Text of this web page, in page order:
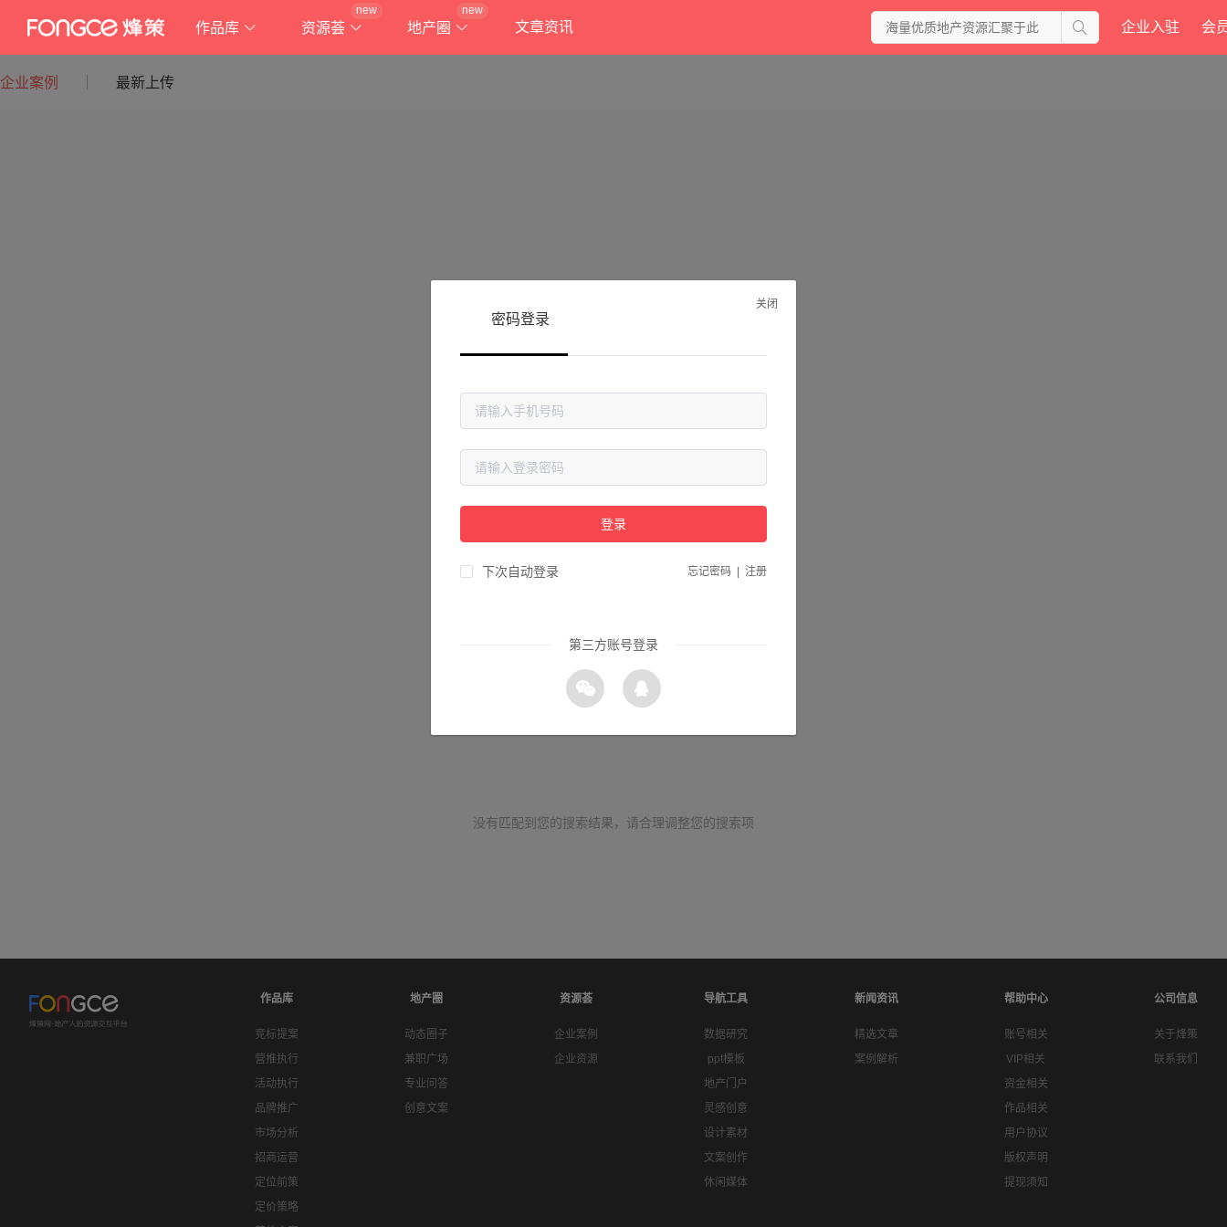
作品库 资源荟
new
地产圈
new
文章资讯 企业入驻 会
企业案例 最新上传
没有匹配到您的搜索结果，请合理调整您的搜索项
作品库
竞标提案
营推执行
活动执行
品牌推广
市场分析
招商运营
定位前策
定价策略
地产圈
动态圈子
兼职广场
专业问答
创意文案
资源荟
企业案例
企业资源
导航工具
数据研究
ppt模板
地产门户
灵感创意
设计素材
文案创作
休闲媒体
新闻资讯
精选文章
案例解析
帮助中心
账号相关
VIP相关
资金相关
作品相关
用户协议
版权声明
提现须知
公司信息
关于烽策
联系我们
关闭
密码登录
登录
下次自动登录 忘记密码 注册
第三方账号登录